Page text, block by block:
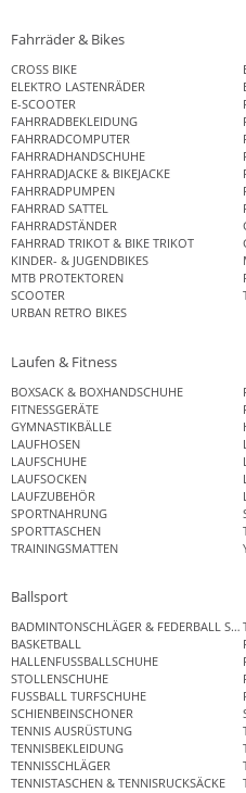
Fahrräder & Bikes
CROSS BIKE
ELEKTRO LASTENRÄDER
E-SCOOTER
FAHRRADBEKLEIDUNG
FAHRRADCOMPUTER
FAHRRADHANDSCHUHE
FAHRRADJACKE & BIKEJACKE
FAHRRADPUMPEN
FAHRRAD SATTEL
FAHRRADSTÄNDER
FAHRRAD TRIKOT & BIKE TRIKOT
KINDER- & JUGENDBIKES
MTB PROTEKTOREN
SCOOTER
URBAN RETRO BIKES
Laufen & Fitness
BOXSACK & BOXHANDSCHUHE
FITNESSGERÄTE
GYMNASTIKBÄLLE
LAUFHOSEN
LAUFSCHUHE
LAUFSOCKEN
LAUFZUBEHÖR
SPORTNAHRUNG
SPORTTASCHEN
TRAININGSMATTEN
Ballsport
BADMINTONSCHLÄGER & FEDERBALL
BASKETBALL
HALLENFUSSBALLSCHUHE
STOLLENSCHUHE
FUSSBALL TURFSCHUHE
SCHIENBEINSCHONER
TENNIS AUSRÜSTUNG
TENNISBEKLEIDUNG
TENNISSCHLÄGER
TENNISTASCHEN & TENNISRUCKSÄCKE